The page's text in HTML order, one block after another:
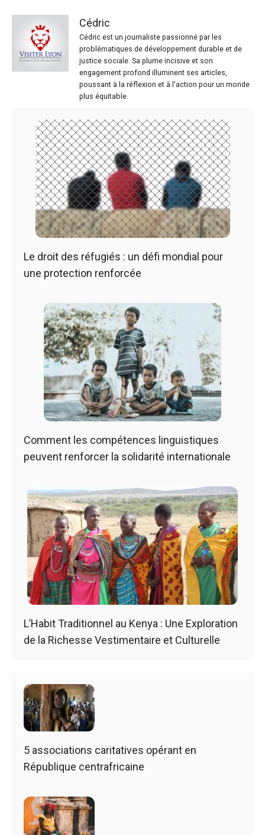
Cédric
Cédric est un journaliste passionné par les
problématiques de développement durable et de
justice sociale. Sa plume incisive et son
engagement profond illuminent ses articles,
poussant à la réflexion et à l'action pour un monde
plus équitable.
Le droit des réfugiés : un défi mondial pour
une protection renforcée
Comment les compétences linguistiques
peuvent renforcer la solidarité internationale
L’Habit Traditionnel au Kenya : Une Exploration
de la Richesse Vestimentaire et Culturelle
5 associations caritatives opérant en
République centrafricaine